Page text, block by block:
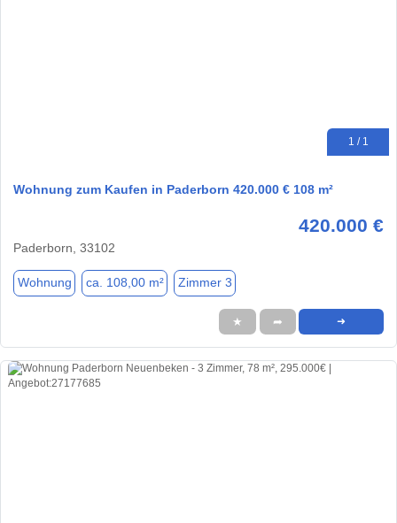
1 / 1
Wohnung zum Kaufen in Paderborn 420.000 € 108 m²
420.000 €
Paderborn, 33102
Wohnung ca. 108,00 m² Zimmer 3
★ ➦ ➜